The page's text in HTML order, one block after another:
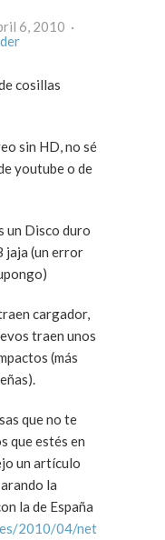
en abril 6, 2010 ·
cosillas
sin HD, no sé
youtube o de
un Disco duro
jaja (un error
cargador,
traen unos
(más
que no te
que estés en
un artículo
la
la de España
2010/04/net